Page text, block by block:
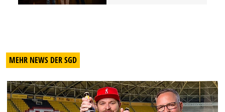
MEHR NEWS DER SGD